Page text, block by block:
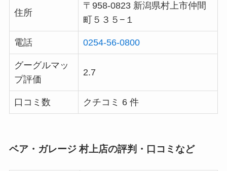
住所
〒958-0823 新潟県村上市仲間
町５３５−１
電話 0254-56-0800
グーグルマッ
プ評価
2.7
口コミ数 クチコミ 6 件
ベア・ガレージ 村上店の評判・口コミなど